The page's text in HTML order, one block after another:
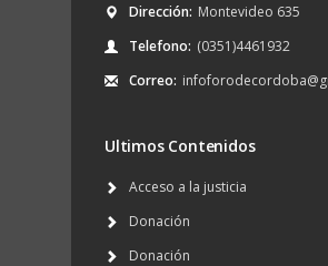
Dirección: Montevideo 635
Telefono: (0351)4461932
Correo:
Ultimos Contenidos
Acceso a la justicia
Donación
Donación